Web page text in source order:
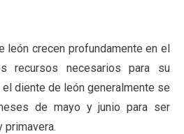
león crecen profundamente en el
recursos necesarios para su
diente de león generalmente se
de mayo y junio para ser
primavera.